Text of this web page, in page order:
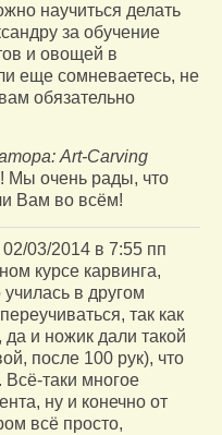
научиться делать
за обучение
и овощей в
еще сомневаетесь, не
обязательно
Art-Carving
Мы очень рады, что
Вам во всём!
02/03/2014 в 7:55 пп
курсе карвинга,
в другом
так как
и ножик дали такой
после 100 рук), что
таки многое
ну и конечно от
всё просто,